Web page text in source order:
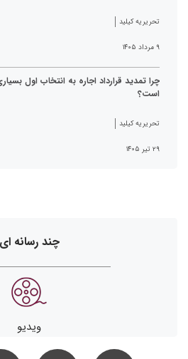
تحریریه کیلید
۹ مرداد ۱۴۰۵
چرا تمدید قرارداد اجاره به انتخاب اول
است؟
تحریریه کیلید
۲۹ تیر ۱۴۰۵
چند رسانه ای
ویدیو